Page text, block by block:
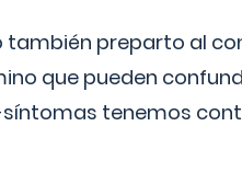
preparto al
que pueden
tenemos